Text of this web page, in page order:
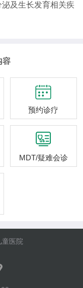
及生长发育相关疾
容

预约诊疗

MDT/疑难会诊
医院